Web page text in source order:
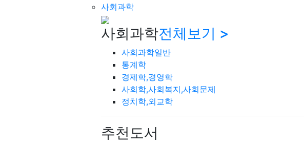
사회과학
사회과학전체보기 >
사회과학일반
통계학
경제학,경영학
사회학,사회복지,사회문제
정치학,외교학
추천도서